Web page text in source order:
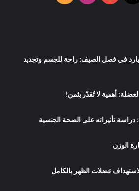
البارد في فصل الصيف: راحة للجسم وتجديد
أهمية لا تُقدّر بثمن!
تأثيراته على الصحة الجنسية
الوزن
عضلات الظهر بالكامل